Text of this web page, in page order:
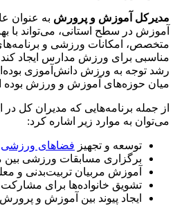
مدیرکل آموزش و پرورش به عنوان
آموزش در سطح استانی، می‌تواند با
متخصص، امکانات ورزشی و
مناسبی برای ورزش مدارس ایجاد
رشد توجه به ورزش دانش‌آموزی
میان حوزه‌های آموزش و ورزش
از جمله برنامه‌هایی که مدیران کل در
می‌توان به موارد زیر اشاره کرد:
توسعه و تجهیز فضاهای ورزشی
برگزاری مسابقات ورزشی
آموزش مربیان تربیت‌بدنی و
تشویق خانواده‌ها برای
ایجاد پیوند بین آموزش و